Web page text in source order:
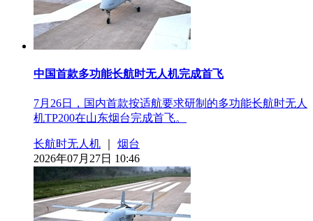
中国首款多功能长航时无人机完成首飞
7月26日，国内首款按适航要求研制的多功能长航时无人
机TP200在山东烟台完成首飞。
长航时无人机
烟台
2026年07月27日 10:46